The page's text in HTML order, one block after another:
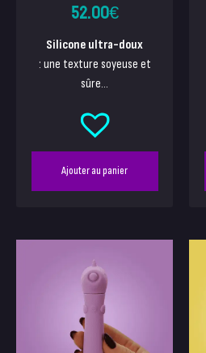
52.00€
Silicone ultra-doux
: une texture soyeuse et
sûre...
Ajouter au panier